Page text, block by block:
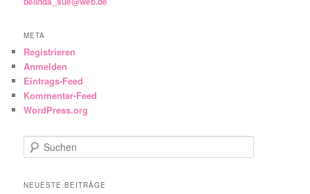
META
Registrieren
Anmelden
Eintrags-Feed
Kommentar-Feed
WordPress.org
Suchen
NEUESTE BEITRÄGE